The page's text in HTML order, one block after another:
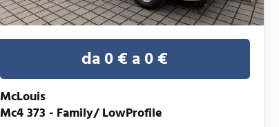
da 0 € a 0 €
McLouis
Mc4 373 - Family/ LowProfile